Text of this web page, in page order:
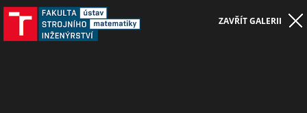
ZAVŘÍT GALERII